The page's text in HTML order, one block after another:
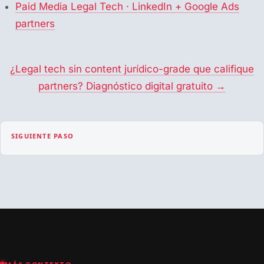
Paid Media Legal Tech · LinkedIn + Google Ads
partners
¿Legal tech sin content jurídico-grade que califique
partners? Diagnóstico digital gratuito →
SIGUIENTE PASO